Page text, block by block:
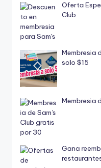
Oferta
Club
Membresia
solo $15
Membresia
Gana